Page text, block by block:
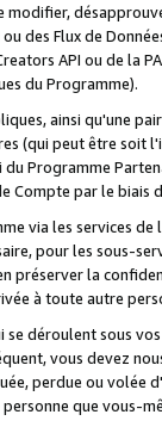
des Flux de
API ou de la
du Programme).
ainsi qu'une
(qui peut être soit
Programme
par le biais
via les services
pour les sous-
préserver la
à toute autre
déroulent sous
vous devez
perdue ou volée
que vous-